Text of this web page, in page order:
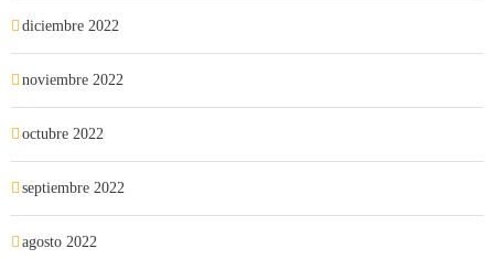
diciembre 2022
noviembre 2022
octubre 2022
septiembre 2022
agosto 2022